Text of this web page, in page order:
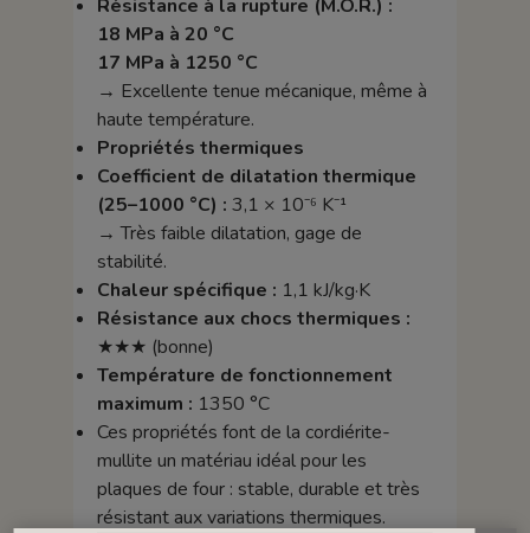
Résistance à la rupture (M.O.R.) :
18 MPa à 20 °C
17 MPa à 1250 °C
→ Excellente tenue mécanique, même à
haute température.
Propriétés thermiques
Coefficient de dilatation thermique
(25–1000 °C) : 3,1 × 10⁻⁶ K⁻¹
→ Très faible dilatation, gage de
stabilité.
Chaleur spécifique : 1,1 kJ/kg·K
Résistance aux chocs thermiques :
★★★ (bonne)
Température de fonctionnement
maximum : 1350 °C
Ces propriétés font de la cordiérite-
mullite un matériau idéal pour les
plaques de four : stable, durable et très
résistant aux variations thermiques.